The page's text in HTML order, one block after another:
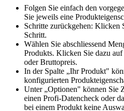
Folgen Sie einfach den
Sie jeweils eine
Schritte zurückgehen: Klicken
Schritt.
Wählen Sie abschliessend
Produkts. Klicken Sie dazu
oder Bruttopreis.
In der Spalte „Ihr Produkt"
konfigurierten
Unter „Optionen" können Sie
einen Profi-Datencheck oder
bei einem Produkt keine